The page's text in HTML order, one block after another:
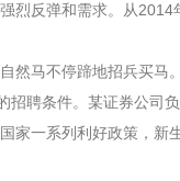
烈反弹和需求。从
马不停蹄地招兵买马
招聘条件。某证券公
家一系列利好政策，新